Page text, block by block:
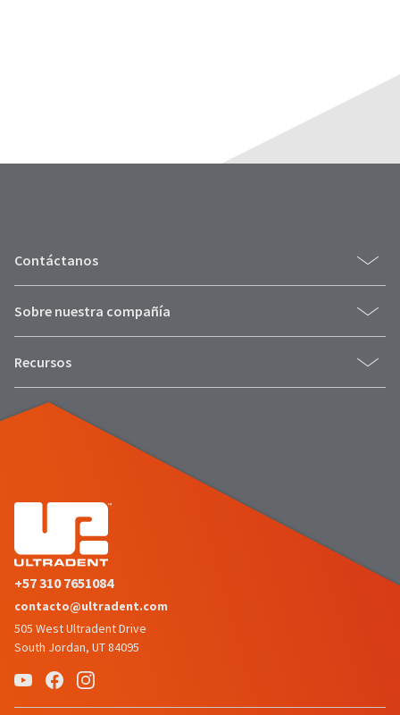
Contáctanos
Sobre nuestra compañía
Recursos
+57 310 7651084
contacto@ultradent.com
505 West Ultradent Drive
South Jordan, UT 84095